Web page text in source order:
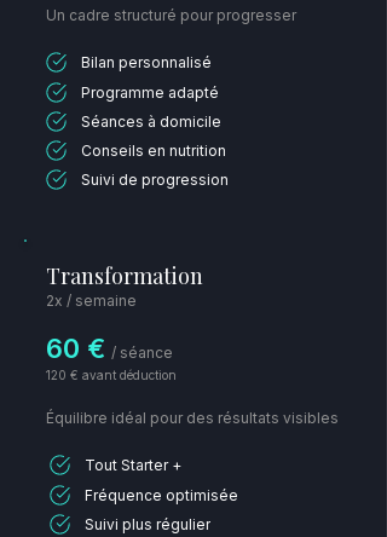
Un cadre structuré pour progresser
Bilan personnalisé
Programme adapté
Séances à domicile
Conseils en nutrition
Suivi de progression
Transformation
2x / semaine
60 € / séance​
120 € avant déduction
Équilibre idéal pour des résultats visibles
Tout Starter +
Fréquence optimisée
Suivi plus régulier